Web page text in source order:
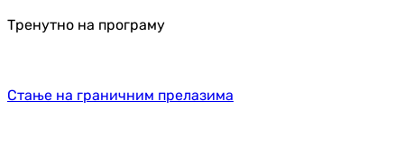
Тренутно на програму
Стање на граничним прелазима